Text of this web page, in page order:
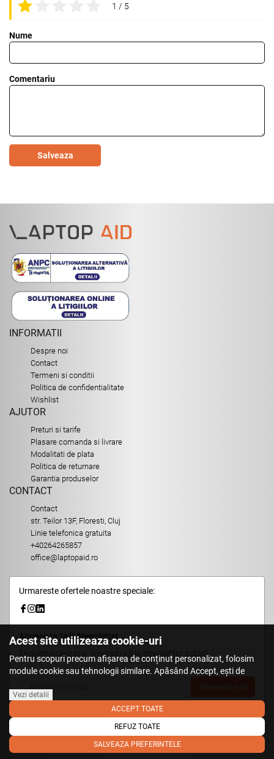
1 / 5
Nume
Comentariu
Salveaza
INFORMATII
Despre noi
Contact
Termeni si conditii
Politica de confidentialitate
Wishlist
AJUTOR
Preturi si tarife
Plasare comanda si livrare
Modalitati de plata
Politica de returnare
Garantia produselor
CONTACT
Contact
str. Teilor 13F, Floresti, Cluj
Linie telefonica gratuita
+40264265857
office@laptopaid.ro
Urmareste ofertele noastre speciale:
Aboneaza-te la Newsletter
Fii primul care stie. Inscrieti-vă la newsletter astazi.
© 2026,LaptopAid.ro
Acest site utilizeaza cookie-uri
Pentru scopuri precum afișarea de conținut personalizat, folosim
module cookie sau tehnologii similare. Apăsând Accept, ești de
tehnologii similare. Află in sectiunea Politica de Cookies mai multe
despre cookie-uri, inclusiv despre posibilitatea retragerii acordului.
Vezi detalii
ACCEPT TOATE
REFUZ TOATE
SALVEAZA PREFERINTELE